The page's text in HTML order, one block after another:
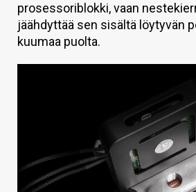
KAUPPA
VAIHDA TEEMA
prosessoriblokki, vaan
jäähdyttää sen sisältä löytyvän
kuumaa puolta.